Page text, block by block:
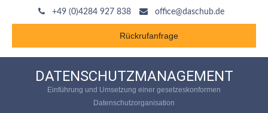
+49 (0)4284 927 838 office@daschub.de
Rückrufanfrage
DATENSCHUTZMANAGEMENT
Einführung und Umsetzung einer gesetzeskonformen
Datenschutzorganisation